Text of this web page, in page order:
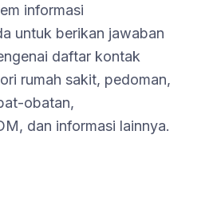
informasi
untuk berikan jawaban
daftar kontak
rumah sakit, pedoman,
obatan,
dan informasi lainnya.